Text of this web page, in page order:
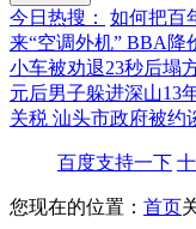
今日热搜： 如何把百
来“空调外机” BBA降
小车被劝退23秒后塌
元后男子躲进深山13
关税 汕头市政府被约
百度支持一下
您现在的位置： 首页